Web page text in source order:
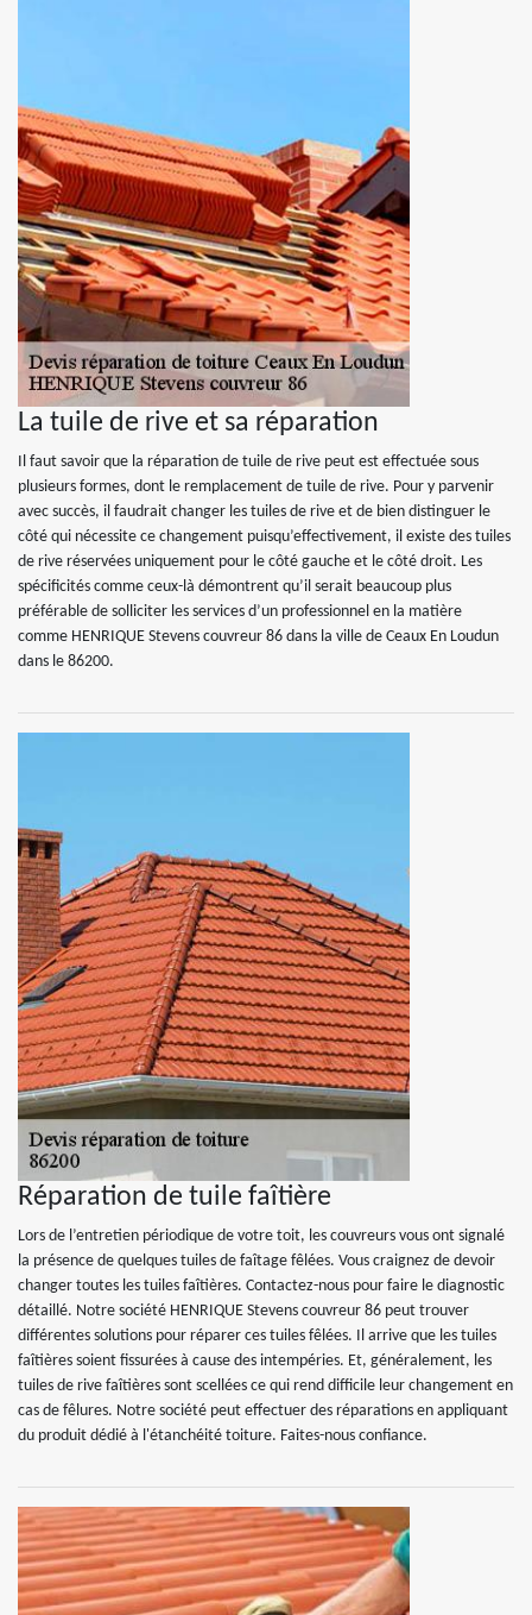
La tuile de rive et sa réparation
Il faut savoir que la réparation de tuile de rive peut est effectuée sous
plusieurs formes, dont le remplacement de tuile de rive. Pour y parvenir
avec succès, il faudrait changer les tuiles de rive et de bien distinguer le
côté qui nécessite ce changement puisqu’effectivement, il existe des tuiles
de rive réservées uniquement pour le côté gauche et le côté droit. Les
spécificités comme ceux-là démontrent qu’il serait beaucoup plus
préférable de solliciter les services d’un professionnel en la matière
comme HENRIQUE Stevens couvreur 86 dans la ville de Ceaux En Loudun
dans le 86200.
Réparation de tuile faîtière
Lors de l’entretien périodique de votre toit, les couvreurs vous ont signalé
la présence de quelques tuiles de faîtage fêlées. Vous craignez de devoir
changer toutes les tuiles faîtières. Contactez-nous pour faire le diagnostic
détaillé. Notre société HENRIQUE Stevens couvreur 86 peut trouver
différentes solutions pour réparer ces tuiles fêlées. Il arrive que les tuiles
faîtières soient fissurées à cause des intempéries. Et, généralement, les
tuiles de rive faîtières sont scellées ce qui rend difficile leur changement en
cas de fêlures. Notre société peut effectuer des réparations en appliquant
du produit dédié à l'étanchéité toiture. Faites-nous confiance.